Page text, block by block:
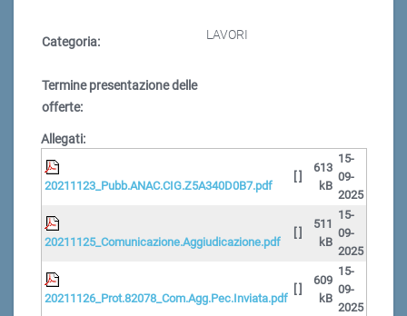
Categoria: LAVORI
Termine presentazione delle
offerte:
Allegati:
20211123_Pubb.ANAC.CIG.Z5A340D0B7.pdf
613
kB
15-
09-
2025
20211125_Comunicazione.Aggiudicazione.pdf
511
kB
15-
09-
2025
20211126_Prot.82078_Com.Agg.Pec.Inviata.pdf
609
kB
15-
09-
2025